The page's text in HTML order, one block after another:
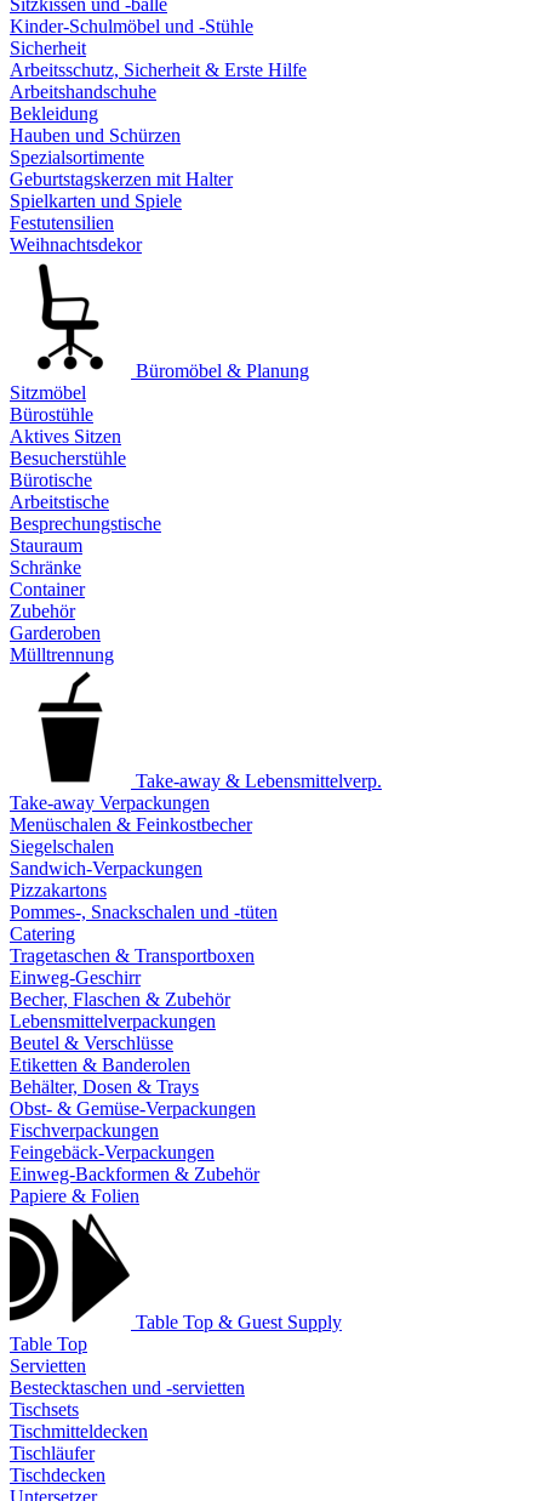
Sitzkissen und -bälle
Kinder-Schulmöbel und -Stühle
Sicherheit
Arbeitsschutz, Sicherheit & Erste Hilfe
Arbeitshandschuhe
Bekleidung
Hauben und Schürzen
Spezialsortimente
Geburtstagskerzen mit Halter
Spielkarten und Spiele
Festutensilien
Weihnachtsdekor
Büromöbel & Planung
Sitzmöbel
Bürostühle
Aktives Sitzen
Besucherstühle
Bürotische
Arbeitstische
Besprechungstische
Stauraum
Schränke
Container
Zubehör
Garderoben
Mülltrennung
Take-away & Lebensmittelverp.
Take-away Verpackungen
Menüschalen & Feinkostbecher
Siegelschalen
Sandwich-Verpackungen
Pizzakartons
Pommes-, Snackschalen und -tüten
Catering
Tragetaschen & Transportboxen
Einweg-Geschirr
Becher, Flaschen & Zubehör
Lebensmittelverpackungen
Beutel & Verschlüsse
Etiketten & Banderolen
Behälter, Dosen & Trays
Obst- & Gemüse-Verpackungen
Fischverpackungen
Feingebäck-Verpackungen
Einweg-Backformen & Zubehör
Papiere & Folien
Table Top & Guest Supply
Table Top
Servietten
Bestecktaschen und -servietten
Tischsets
Tischmitteldecken
Tischläufer
Tischdecken